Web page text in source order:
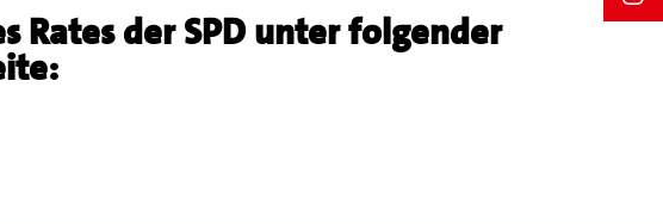
Rates der SPD unter folgender